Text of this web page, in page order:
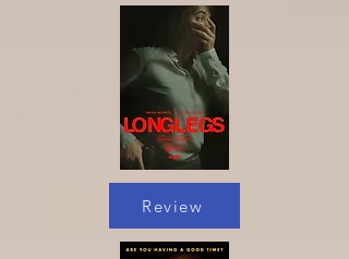
Review